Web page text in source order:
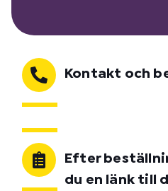
Kontakt och
Efter
du en länk till